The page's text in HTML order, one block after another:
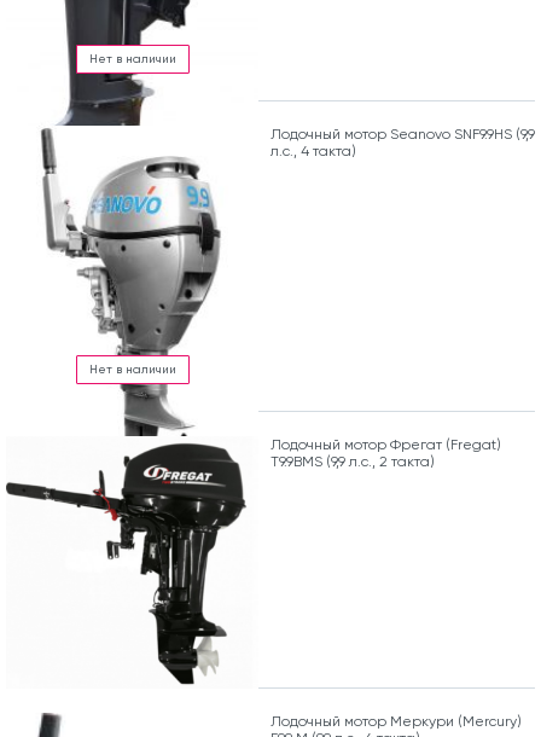
Нет в наличии
Нет в наличии
Лодочный мотор Seanovo SNF9.9HS (9,9
л.с., 4 такта)
Лодочный мотор Фрегат (Fregat)
Т9.9ВМS (9,9 л.с., 2 такта)
Лодочный мотор Меркури (Mercury)